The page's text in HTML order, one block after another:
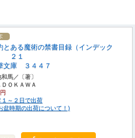
とある魔術の禁書目録（インデック
２１
文庫 ３４４７
馬／〔著〕
ＤＯＫＡＷＡ
１～２日で出荷
盆時期の出荷について！)